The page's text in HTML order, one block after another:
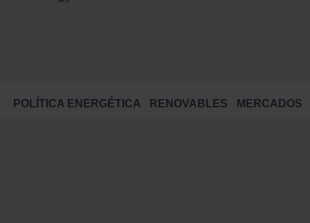
POLÍTICA ENERGÉTICA RENOVABLES MERCADOS